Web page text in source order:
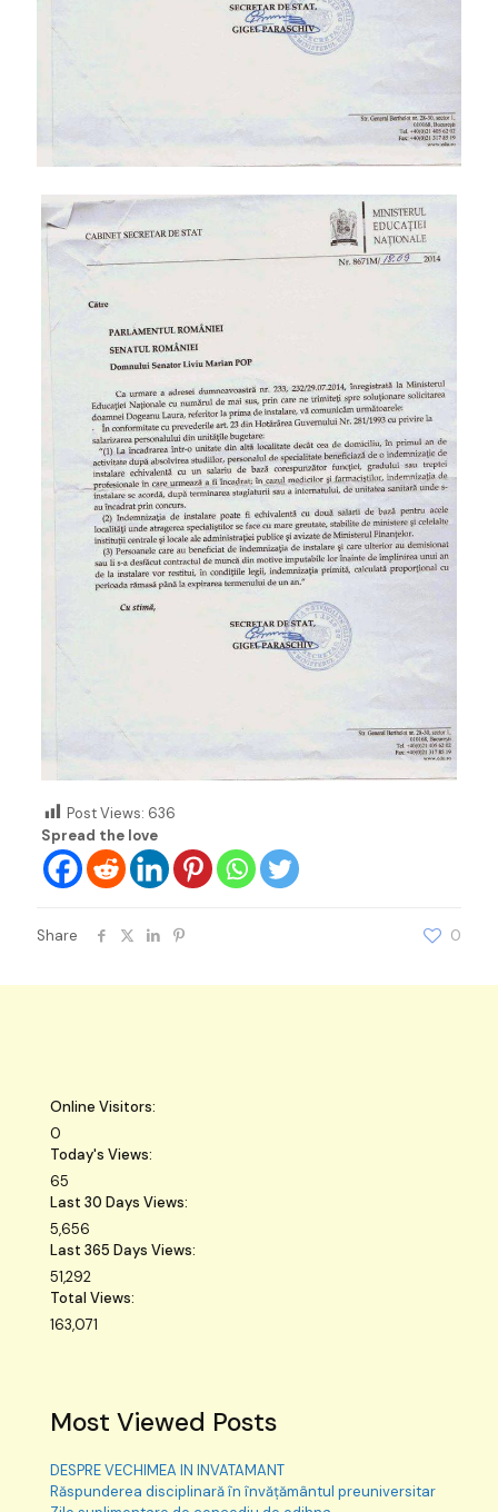
Post Views: 636
Spread the love
Share 0
Online Visitors:
0
Today's Views:
65
Last 30 Days Views:
5,656
Last 365 Days Views:
51,292
Total Views:
163,071
Most Viewed Posts
DESPRE VECHIMEA IN INVATAMANT
Răspunderea disciplinară în învățământul preuniversitar